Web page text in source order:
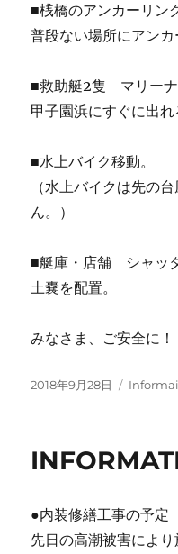
■桟橋のアンカーリン
普段ない場所にアンカ
■救助艇2隻 マリーナ
甲子園浜にすぐに出れ
■水上バイク移動。
（水上バイクは先の
ん。）
■艇庫・店舗 シャッ
土嚢を配置。
みなさま、ご安全に！
投
2018年9月28日
カ
ー
●内装修繕工事の予定
先日の高潮被害によ